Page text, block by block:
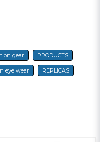
gear PRODUCTS
eye wear REPLICAS